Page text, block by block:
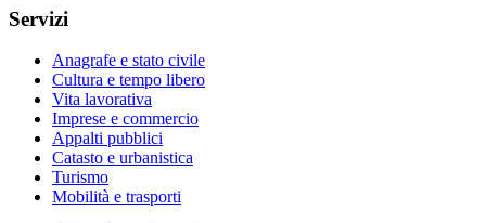
Servizi
Anagrafe e stato civile
Cultura e tempo libero
Vita lavorativa
Imprese e commercio
Appalti pubblici
Catasto e urbanistica
Turismo
Mobilità e trasporti